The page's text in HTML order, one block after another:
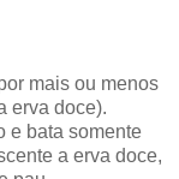
mais ou menos
erva doce).
e bata somente
a erva doce,